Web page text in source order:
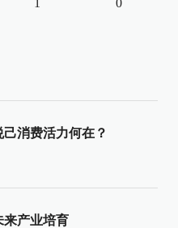
1 0
消费活力何在？
来产业培育